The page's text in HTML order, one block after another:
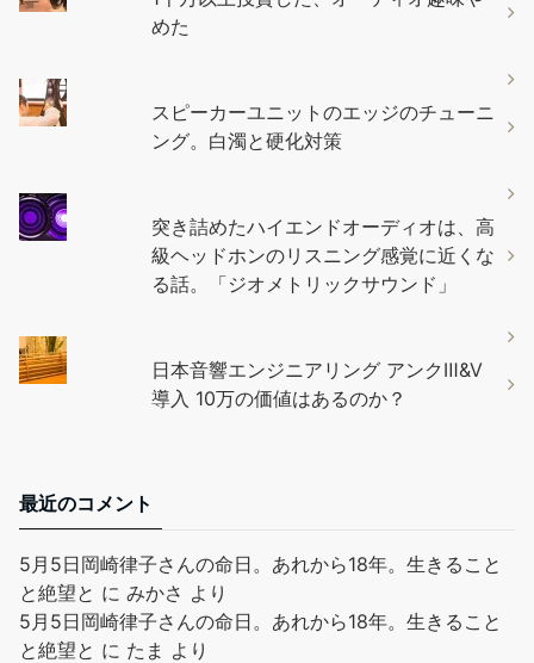
めた
スピーカーユニットのエッジのチューニ
ング。白濁と硬化対策
突き詰めたハイエンドオーディオは、高
級ヘッドホンのリスニング感覚に近くな
る話。「ジオメトリックサウンド」
日本音響エンジニアリング アンクⅢ&Ⅴ
導入 10万の価値はあるのか？
最近のコメント
5月5日岡崎律子さんの命日。あれから18年。生きること
と絶望と に みかさ より
5月5日岡崎律子さんの命日。あれから18年。生きること
と絶望と に たま より